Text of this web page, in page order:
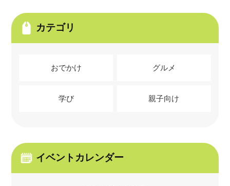
カテゴリ
おでかけ グルメ
学び 親子向け
イベントカレンダー